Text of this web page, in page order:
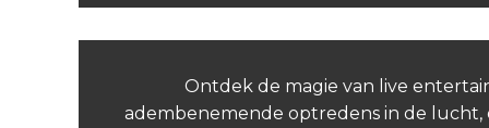
Ontdek de magie van live
adembenemende optredens in de